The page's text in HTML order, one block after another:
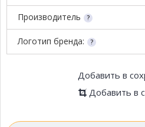
Производитель
Логотип бренда:
Добавить в
Добавить в